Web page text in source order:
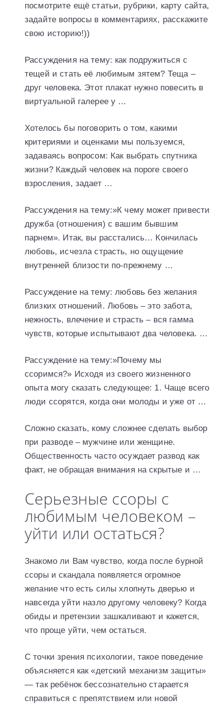
посмотрите ещё статьи, рубрики, карту сайта,
задайте вопросы в комментариях, расскажите
свою историю!))
Рассуждения на тему: как подружиться с
тещей и стать её любимым зятем? Теща –
друг человека. Этот плакат нужно повесить в
виртуальной галерее у …
Хотелось бы поговорить о том, какими
критериями и оценками мы пользуемся,
задаваясь вопросом: Как выбрать спутника
жизни? Каждый человек на пороге своего
взросления, задает …
Рассуждения на тему:»К чему может привести
дружба (отношения) с вашим бывшим
парнем». Итак, вы расстались… Кончилась
любовь, исчезла страсть, но ощущение
внутренней близости по-прежнему …
Рассуждение на тему: любовь без желания
близких отношений. Любовь – это забота,
нежность, влечение и страсть – вся гамма
чувств, которые испытывают два человека. …
Рассуждение на тему:»Почему мы
ссоримся?» Исходя из своего жизненного
опыта могу сказать следующее: 1. Чаще всего
люди ссорятся, когда они молоды и уже от …
Сложно сказать, кому сложнее сделать выбор
при разводе – мужчине или женщине.
Общественность часто осуждает развод как
факт, не обращая внимания на скрытые и …
Серьезные ссоры с
любимым человеком –
уйти или остаться?
Знакомо ли Вам чувство, когда после бурной
ссоры и скандала появляется огромное
желание что есть силы хлопнуть дверью и
навсегда уйти назло другому человеку? Когда
обиды и претензии зашкаливают и кажется,
что проще уйти, чем остаться.
С точки зрения психологии, такое поведение
объясняется как «детский механизм защиты»
— так ребёнок бессознательно старается
справиться с препятствием или новой